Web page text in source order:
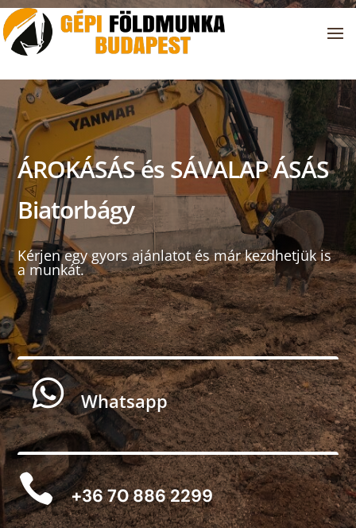
ÁROKÁSÁS és SÁVALAP ÁSÁS
Biatorbágy
Kérjen egy gyors ajánlatot és már kezdhetjük is
a munkát.
 Whatsapp
 +36 70 886 2299